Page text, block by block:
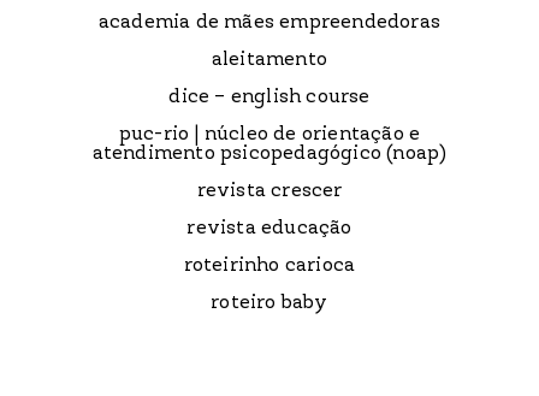
academia de mães empreendedoras
aleitamento
dice – english course
puc-rio | núcleo de orientação e
atendimento psicopedagógico (noap)
revista crescer
revista educação
roteirinho carioca
roteiro baby